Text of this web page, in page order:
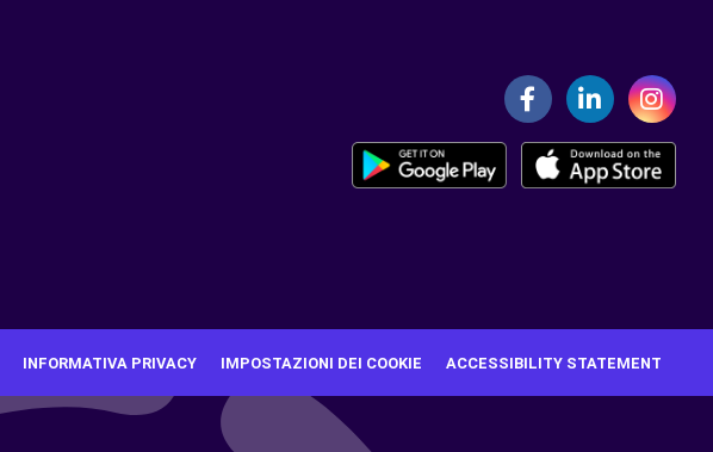
INFORMATIVA PRIVACY IMPOSTAZIONI DEI COOKIE ACCESSIBILITY STATEMENT